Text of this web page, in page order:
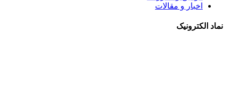
اخبار و مقالات
نماد الکترونیک